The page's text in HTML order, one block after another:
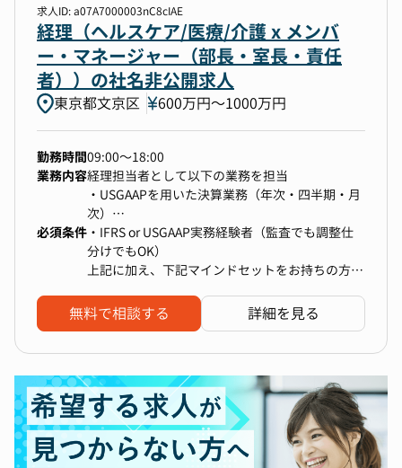
4,企業価値向上のための重要な場として取締役会
を運営する。事務的な運営や形式的な会の実施で
はなく、社内外パートナーと強固な信頼関係が構
築し、適切なアジェンダ設定等を行う。
5,US GAAPに基づく米国証券取引委員会への財務
報告、ならびに経営陣への財務の報告・分析の準
証券取引委員会要件）のマネジメントを法律事務
所・監査法人・投資銀行・その他の専門家と協力
して実行する。
7,キャッシュフロー、BS/PL管理、税務を含む財
務マネジメントを行う。またリスクマネジメント
も行う。
8,米国の公開会社として要求される適切な内部統
制レベルを確立/維持し、監査プロセスを管理
し、米国のSOXを含む必要なすべてのコンプライ
アンスを満たすことを保証する。
9,ITやシステムを適切に使用し、効果的で効率的
10,会社の成長に対応できるように強力な財務・
経営管理チームを組成し、育成する。高い倫理観
を持って健全な会社経営が出来る組織を形成す
る。
求人ID: a07A7000003nC8cIAE
経理（ヘルスケア/医療/介護 x メンバ
ー・マネージャー（部長・室長・責任
者））の社名非公開求人
東京都文京区 600万円〜1000万円
勤務時間09:00～18:00
業務内容経理担当者として以下の業務を担当
・USGAAPを用いた決算業務（年次・四半期・月
次）
・経理業務の仕組み及びルールの策定、改善
（できれば）
・内部統制構築補助
・その他上記に付随する業務
必須条件 ・IFRS or USGAAP実務経験者（監査でも調整仕
分けでもOK）
上記に加え、下記マインドセットをお持ちの方。
大限の結果を出す力
・自ら考え自ら行動し、スピード感をもって業務
無料で相談する 詳細を見る